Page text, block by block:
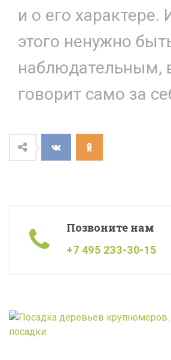
и о его характере.
этого ненужно
наблюдательным,
говорит само за
Позвоните нам
+7 495 233-30-15